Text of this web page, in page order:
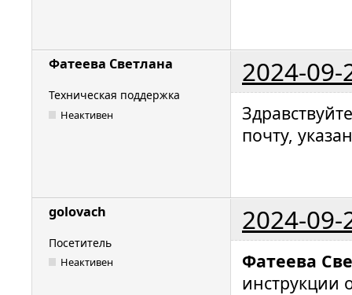
Фатеева Светлана 2024-09-
Техническая поддержка
Неактивен
почту,
golovach 2024-09-
Посетитель
Неактивен
Фатеева
инструкции